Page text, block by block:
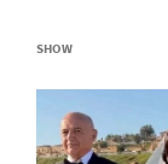
SHOW